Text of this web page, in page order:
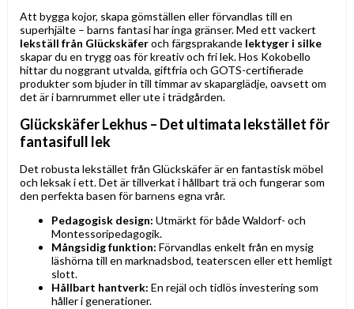
Att bygga kojor, skapa gömställen eller förvandlas till en
superhjälte – barns fantasi har inga gränser. Med ett vackert
lekställ från Glückskäferoch färgsprakande lektyger i silke
skapar du en trygg oas för kreativ och fri lek. Hos Kokobello
hittar du noggrant utvalda, giftfria och GOTS-certifierade
produkter som bjuder in till timmar av skaparglädje, oavsett om
det är i barnrummet eller ute i trädgården.
Glückskäfer Lekhus – Det ultimata lekstället för
fantasifull lek
Det robusta lekstället från Glückskäfer är en fantastisk möbel
och leksak i ett. Det är tillverkat i hållbart trä och fungerar som
den perfekta basen för barnens egna vrår.
Pedagogisk design: Utmärkt för både Waldorf- och
Montessoripedagogik.
Mångsidig funktion: Förvandlas enkelt från en mysig
läshörna till en marknadsbod, teaterscen eller ett hemligt
slott.
Hållbart hantverk: En rejäl och tidlös investering som
håller i generationer.